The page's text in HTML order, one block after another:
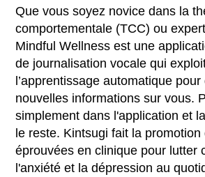
Que vous soyez novice dans la
comportementale (TCC) ou
Mindful Wellness est une
de journalisation vocale qui
l’apprentissage automatique
nouvelles informations sur vous.
simplement dans l'application et
le reste. Kintsugi fait la
éprouvées en clinique pour lutter
l'anxiété et la dépression au